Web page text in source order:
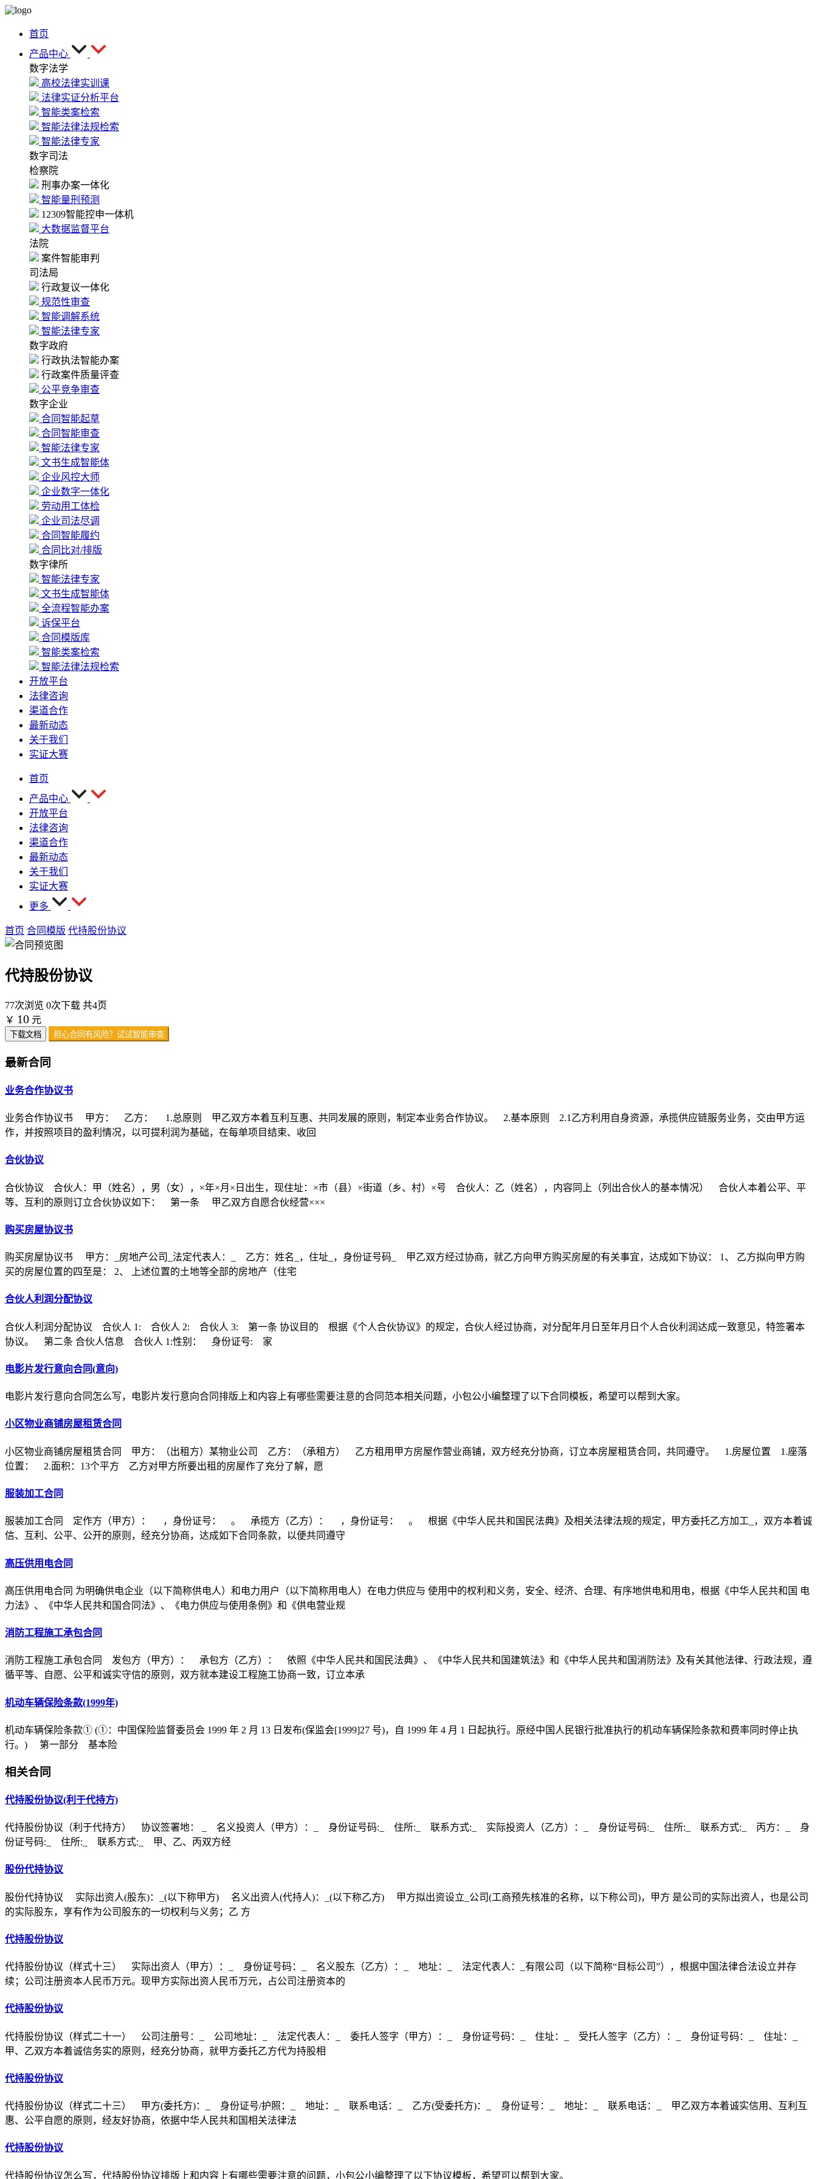
首页
产品中心
数字法学
高校法律实训课
法律实证分析平台
智能类案检索
智能法律法规检索
智能法律专家
数字司法
检察院
刑事办案一体化
智能量刑预测
12309智能控申一体机
大数据监督平台
法院
案件智能审判
司法局
行政复议一体化
规范性审查
智能调解系统
智能法律专家
数字政府
行政执法智能办案
行政案件质量评查
公平竞争审查
数字企业
合同智能起草
合同智能审查
智能法律专家
文书生成智能体
企业风控大师
企业数字一体化
劳动用工体检
企业司法尽调
合同智能履约
合同比对/排版
数字律所
智能法律专家
文书生成智能体
全流程智能办案
诉保平台
合同模版库
智能类案检索
智能法律法规检索
开放平台
法律咨询
渠道合作
最新动态
关于我们
实证大赛
首页
产品中心
开放平台
法律咨询
渠道合作
最新动态
关于我们
实证大赛
更多
首页 合同模版 代持股份协议
代持股份协议
77次浏览 0次下载 共4页
￥ 10 元
下载文档 担心合同有风险？试试智能审查
最新合同
业务合作协议书
业务合作协议书 甲方： 乙方： 1.总原则 甲乙双方本着互利互惠、共同发展的原则，制定本业务合作协议。 2.基本原则 2.1乙方利用自身资源，承揽供应链服务业务，交由甲方运
作，并按照项目的盈利情况，以可提利润为基础，在每单项目结束、收回
合伙协议
合伙协议 合伙人：甲（姓名），男（女），×年×月×日出生，现住址：×市（县）×街道（乡、村）×号 合伙人：乙（姓名），内容同上（列出合伙人的基本情况） 合伙人本着公平、平
等、互利的原则订立合伙协议如下： 第一条 甲乙双方自愿合伙经营×××
购买房屋协议书
购买房屋协议书 甲方：_房地产公司_法定代表人：_ 乙方：姓名_，住址_，身份证号码_ 甲乙双方经过协商，就乙方向甲方购买房屋的有关事宜，达成如下协议： 1、 乙方拟向甲方购
买的房屋位置的四至是： 2、 上述位置的土地等全部的房地产（住宅
合伙人利润分配协议
合伙人利润分配协议 合伙人 1: 合伙人 2: 合伙人 3: 第一条 协议目的 根据《个人合伙协议》的规定，合伙人经过协商，对分配年月日至年月日个人合伙利润达成一致意见，特签署本
协议。 第二条 合伙人信息 合伙人 1:性别： 身份证号: 家
电影片发行意向合同(意向)
电影片发行意向合同怎么写，电影片发行意向合同排版上和内容上有哪些需要注意的合同范本相关问题，小包公小编整理了以下合同模板，希望可以帮到大家。
小区物业商铺房屋租赁合同
小区物业商铺房屋租赁合同 甲方：（出租方）某物业公司 乙方：（承租方） 乙方租用甲方房屋作营业商铺，双方经充分协商，订立本房屋租赁合同，共同遵守。 1.房屋位置 1.座落
位置： 2.面积：13个平方 乙方对甲方所要出租的房屋作了充分了解，愿
服装加工合同
服装加工合同 定作方（甲方）： ，身份证号： 。 承揽方（乙方）： ，身份证号： 。 根据《中华人民共和国民法典》及相关法律法规的规定，甲方委托乙方加工_，双方本着诚
信、互利、公平、公开的原则，经充分协商，达成如下合同条款，以便共同遵守
高压供用电合同
高压供用电合同 为明确供电企业（以下简称供电人）和电力用户（以下简称用电人）在电力供应与 使用中的权利和义务，安全、经济、合理、有序地供电和用电，根据《中华人民共和国 电
力法》、《中华人民共和国合同法》、《电力供应与使用条例》和《供电营业规
消防工程施工承包合同
消防工程施工承包合同 发包方（甲方）： 承包方（乙方）： 依照《中华人民共和国民法典》、《中华人民共和国建筑法》和《中华人民共和国消防法》及有关其他法律、行政法规，遵
循平等、自愿、公平和诚实守信的原则，双方就本建设工程施工协商一致，订立本承
机动车辆保险条款(1999年)
机动车辆保险条款① (①：中国保险监督委员会 1999 年 2 月 13 日发布(保监会[1999]27 号)，自 1999 年 4 月 1 日起执行。原经中国人民银行批准执行的机动车辆保险条款和费率同时停止执
行。) 第一部分 基本险
相关合同
代持股份协议(利于代持方)
代持股份协议（利于代持方） 协议签署地： _ 名义投资人（甲方）：_ 身份证号码:_ 住所:_ 联系方式:_ 实际投资人（乙方）：_ 身份证号码:_ 住所:_ 联系方式:_ 丙方：_ 身
份证号码:_ 住所:_ 联系方式:_ 甲、乙、丙双方经
股份代持协议
股份代持协议 实际出资人(股东)：_(以下称甲方) 名义出资人(代持人)：_(以下称乙方) 甲方拟出资设立_公司(工商预先核准的名称，以下称公司)，甲方 是公司的实际出资人，也是公司
的实际股东，享有作为公司股东的一切权利与义务；乙 方
代持股份协议
代持股份协议（样式十三） 实际出资人（甲方）：_ 身份证号码：_ 名义股东（乙方）：_ 地址：_ 法定代表人：_有限公司（以下简称“目标公司”），根据中国法律合法设立并存
续；公司注册资本人民币万元。现甲方实际出资人民币万元，占公司注册资本的
代持股份协议
代持股份协议（样式二十一） 公司注册号：_ 公司地址：_ 法定代表人：_ 委托人签字（甲方）：_ 身份证号码：_ 住址：_ 受托人签字（乙方）：_ 身份证号码：_ 住址：_
甲、乙双方本着诚信务实的原则，经充分协商，就甲方委托乙方代为持股相
代持股份协议
代持股份协议（样式二十三） 甲方(委托方)：_ 身份证号/护照：_ 地址：_ 联系电话：_ 乙方(受委托方)：_ 身份证号：_ 地址：_ 联系电话：_ 甲乙双方本着诚实信用、互利互
惠、公平自愿的原则，经友好协商，依据中华人民共和国相关法律法
代持股份协议
代持股份协议怎么写，代持股份协议排版上和内容上有哪些需要注意的问题，小包公小编整理了以下协议模板，希望可以帮到大家。